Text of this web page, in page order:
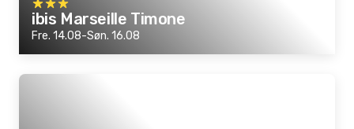
ibis Marseille Timone
Fre. 14.08-Søn. 16.08